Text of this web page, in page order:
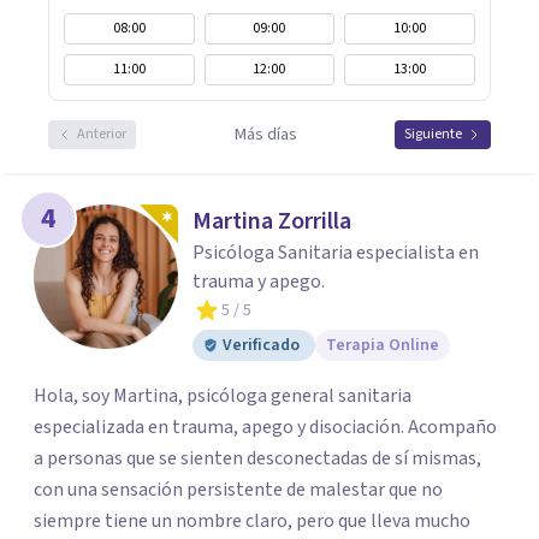
08:00 09:00
10:00
11:00
12:00 13:00
Anterior Más días Siguiente
4 Martina Zorrilla
Psicóloga Sanitaria especialista en
trauma y apego.
5 / 5
Verificado
Terapia Online
Hola, soy Martina, psicóloga general sanitaria
especializada en trauma, apego y disociación. Acompaño
a personas que se sienten desconectadas de sí mismas,
con una sensación persistente de malestar que no
siempre tiene un nombre claro, pero que lleva mucho